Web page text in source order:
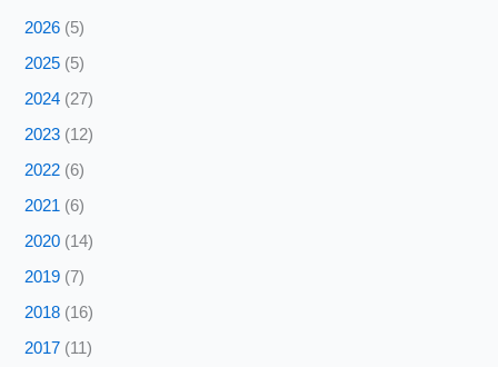
2026 (5)
2025 (5)
2024 (27)
2023 (12)
2022 (6)
2021 (6)
2020 (14)
2019 (7)
2018 (16)
2017 (11)